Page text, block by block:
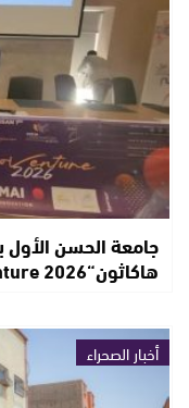
جامعة الحسن
هاكاثون“InnoVenture 2026” لتعزيز الابتكار…
أخبار الصحراء